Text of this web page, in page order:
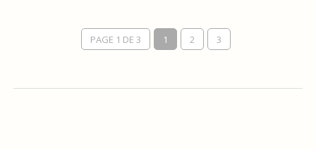
PAGE 1 DE 3 1 2 3